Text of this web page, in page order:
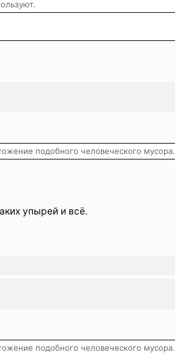
подобного человеческого мусора.
упырей и всё.
подобного человеческого мусора.